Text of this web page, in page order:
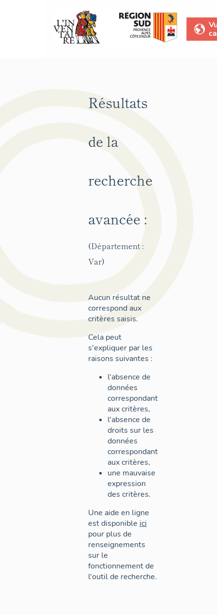
Résultats
de la
recherche
avancée :
(Département :
Var)
Aucun résultat ne
correspond aux
critères saisis.
Cela peut
s'expliquer par les
raisons suivantes :
l'absence de
données
correspondant
aux critères,
l'absence de
droits sur les
données
correspondant
aux critères,
une mauvaise
expression
des critères.
Une aide en ligne
est disponible ici
pour plus de
renseignements
sur le
fonctionnement de
l'outil de recherche.